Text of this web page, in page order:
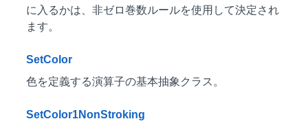
に入るかは、非ゼロ巻数ルールを使用して決定され
ます。
SetColor
色を定義する演算子の基本抽象クラス。
SetColor1NonStroking